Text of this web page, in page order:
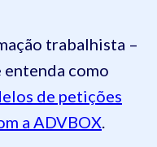
trabalhista –
como
de petições
a ADVBOX.